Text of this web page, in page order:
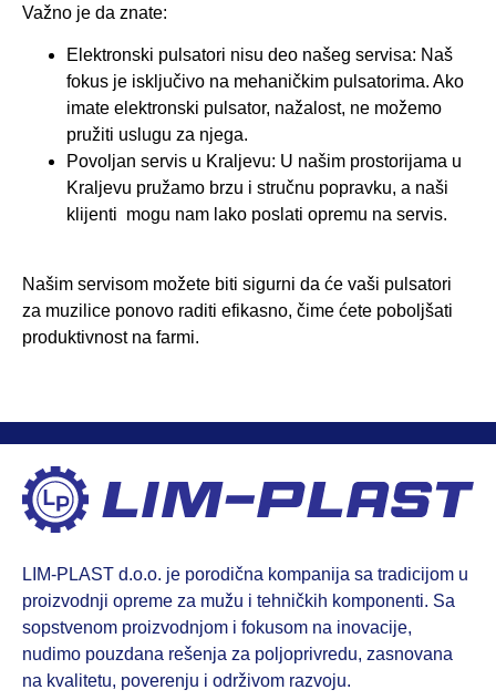
Važno je da znate:
Elektronski pulsatori nisu deo našeg servisa: Naš
fokus je isključivo na mehaničkim pulsatorima. Ako
imate elektronski pulsator, nažalost, ne možemo
pružiti uslugu za njega.
⁠Povoljan servis u Kraljevu: U našim prostorijama u
Kraljevu pružamo brzu i stručnu popravku, a naši
klijenti mogu nam lako poslati opremu na servis.
Našim servisom možete biti sigurni da će vaši pulsatori
za muzilice ponovo raditi efikasno, čime ćete poboljšati
produktivnost na farmi.
LIM-PLAST d.o.o. je porodična kompanija sa tradicijom u
proizvodnji opreme za mužu i tehničkih komponenti. Sa
sopstvenom proizvodnjom i fokusom na inovacije,
nudimo pouzdana rešenja za poljoprivredu, zasnovana
na kvalitetu, poverenju i održivom razvoju.